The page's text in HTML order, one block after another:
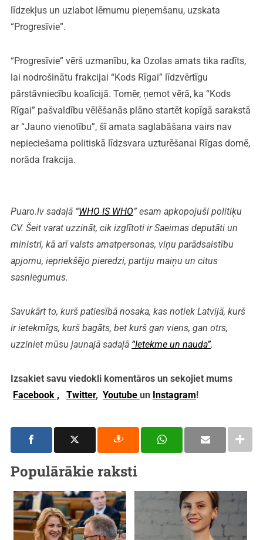
līdzekļus un uzlabot lēmumu pieņemšanu, uzskata
“Progresīvie”.
“Progresīvie” vērš uzmanību, ka Ozolas amats tika radīts,
lai nodrošinātu frakcijai “Kods Rīgai” līdzvērtīgu
pārstāvniecību koalīcijā. Tomēr, ņemot vērā, ka “Kods
Rīgai” pašvaldību vēlēšanās plāno startēt kopīgā sarakstā
ar “Jauno vienotību”, šī amata saglabāšana vairs nav
nepieciešama politiskā līdzsvara uzturēšanai Rīgas domē,
norāda frakcija.
Puaro.lv sadaļā “WHO IS WHO” esam apkopojuši politiķu
CV. Šeit varat uzzināt, cik izglītoti ir Saeimas deputāti un
ministri, kā arī valsts amatpersonas, viņu parādsaistību
apjomu, iepriekšējo pieredzi, partiju maiņu un citus
sasniegumus.
Savukārt to, kurš patiesībā nosaka, kas notiek Latvijā, kurš
ir ietekmīgs, kurš bagāts, bet kurš gan viens, gan otrs,
uzziniet mūsu jaunajā sadaļā “Ietekme un nauda”.
Izsakiet savu viedokli komentāros un sekojiet mums
Facebook ,
Twitter, Youtube un Instagram!
Populārākie raksti